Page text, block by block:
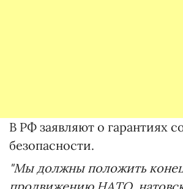
В РФ заявляют о гарантиях
безопасности.
"Мы должны положить